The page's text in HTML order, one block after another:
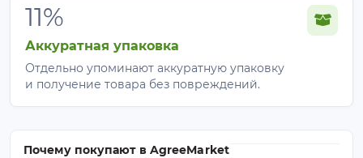
11%
Аккуратная упаковка
Отдельно упоминают аккуратную упаковку
и получение товара без повреждений.
Почему покупают в AgreeMarket